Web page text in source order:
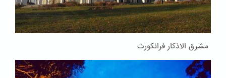
مشرق الاذکار فرانکورت